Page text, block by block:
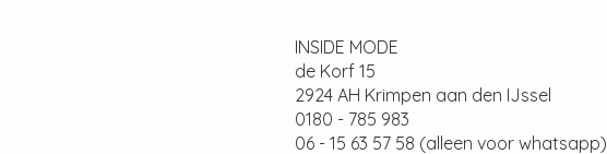
INSIDE MODE
de Korf 15
2924 AH Krimpen aan den IJssel
0180 - 785 983
06 - 15 63 57 58 (alleen voor whatsapp)